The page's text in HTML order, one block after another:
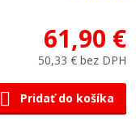
61,90 €
50,33 € bez DPH
Pridať do košíka